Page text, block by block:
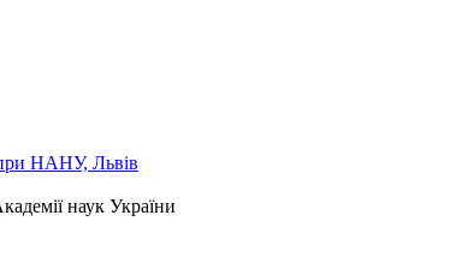
при НАНУ, Львів
наук України